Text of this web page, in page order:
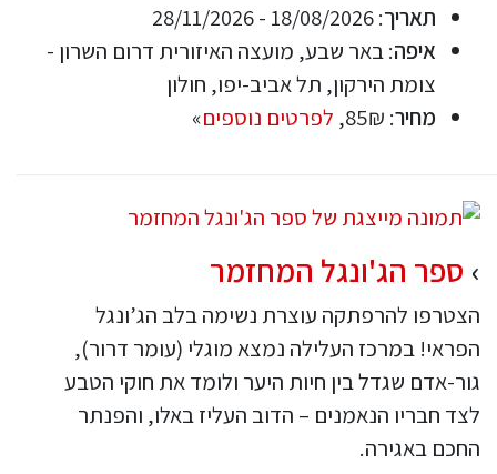
תאריך: 18/08/2026 - 28/11/2026
איפה: באר שבע, מועצה האיזורית דרום השרון -
צומת הירקון, תל אביב-יפו, חולון
מחיר: 85₪, לפרטים נוספים»
ספר הג'ונגל המחזמר
הצטרפו להרפתקה עוצרת נשימה בלב הג’ונגל
הפראי! במרכז העלילה נמצא מוגלי (עומר דרור),
גור-אדם שגדל בין חיות היער ולומד את חוקי הטבע
לצד חבריו הנאמנים – הדוב העליז באלו, והפנתר
החכם באגירה.